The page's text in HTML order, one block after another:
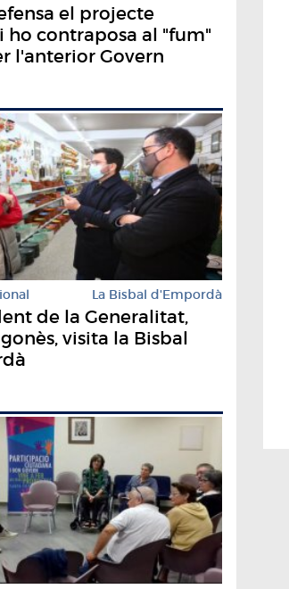
el projecte
ho contraposa al "fum"
l'anterior Govern
La Bisbal d'Empordà
de la Generalitat,
visita la Bisbal